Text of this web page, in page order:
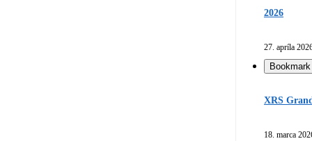
2026
27. apríla
Bookmark
XRS
18. marca